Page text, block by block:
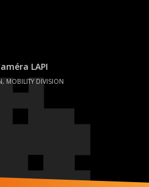
LAPI
MOBILITY DIVISION